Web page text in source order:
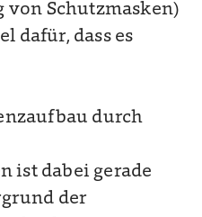
von Schutzmasken)
dafür, dass es
durch
ist dabei gerade
der